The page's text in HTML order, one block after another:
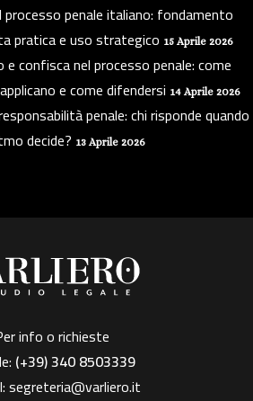
penale italiano: fondamento
pratica e uso strategico 15 Aprile 2026
confisca nel processo penale: come
e come difendersi 14 Aprile 2026
penale: chi risponde quando
decide? 13 Aprile 2026
info o richieste
(+39)340 8503339
segreteria@varliero.it